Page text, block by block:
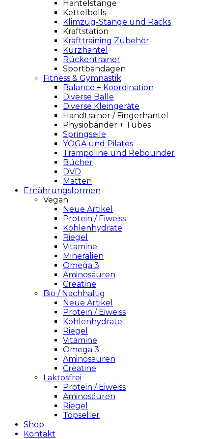
Hantelstange
Kettelbells
Klimzug-Stange und Racks
Kraftstation
Krafttraining Zubehör
Kurzhantel
Rückentrainer
Sportbandagen
Fitness & Gymnastik
Balance + Koordination
Diverse Bälle
Diverse Kleingeräte
Handtrainer / Fingerhantel
Physiobänder + Tubes
Springseile
YOGA und Pilates
Trampoline und Rebounder
Bücher
DVD
Matten
Ernährungsformen
Vegan
Neue Artikel
Protein / Eiweiss
Kohlenhydrate
Riegel
Vitamine
Mineralien
Omega 3
Aminosäuren
Creatine
Bio / Nachhaltig
Neue Artikel
Protein / Eiweiss
Kohlenhydrate
Riegel
Vitamine
Omega 3
Aminosäuren
Creatine
Laktosfrei
Protein / Eiweiss
Aminosäuren
Riegel
Topseller
Shop
Kontakt